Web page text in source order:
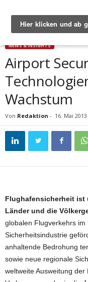
Start News & Insights
NEWS & INSIGHTS
Airport
Wachstum
Von Redaktion - 16. Mai 2013
Flughafensicherheit ist
Länder und die
globalen Flugverkehrs
Sicherheitsindustrie
anhaltende Bedrohung
sowie neue regionale
weltweite Ausweitung